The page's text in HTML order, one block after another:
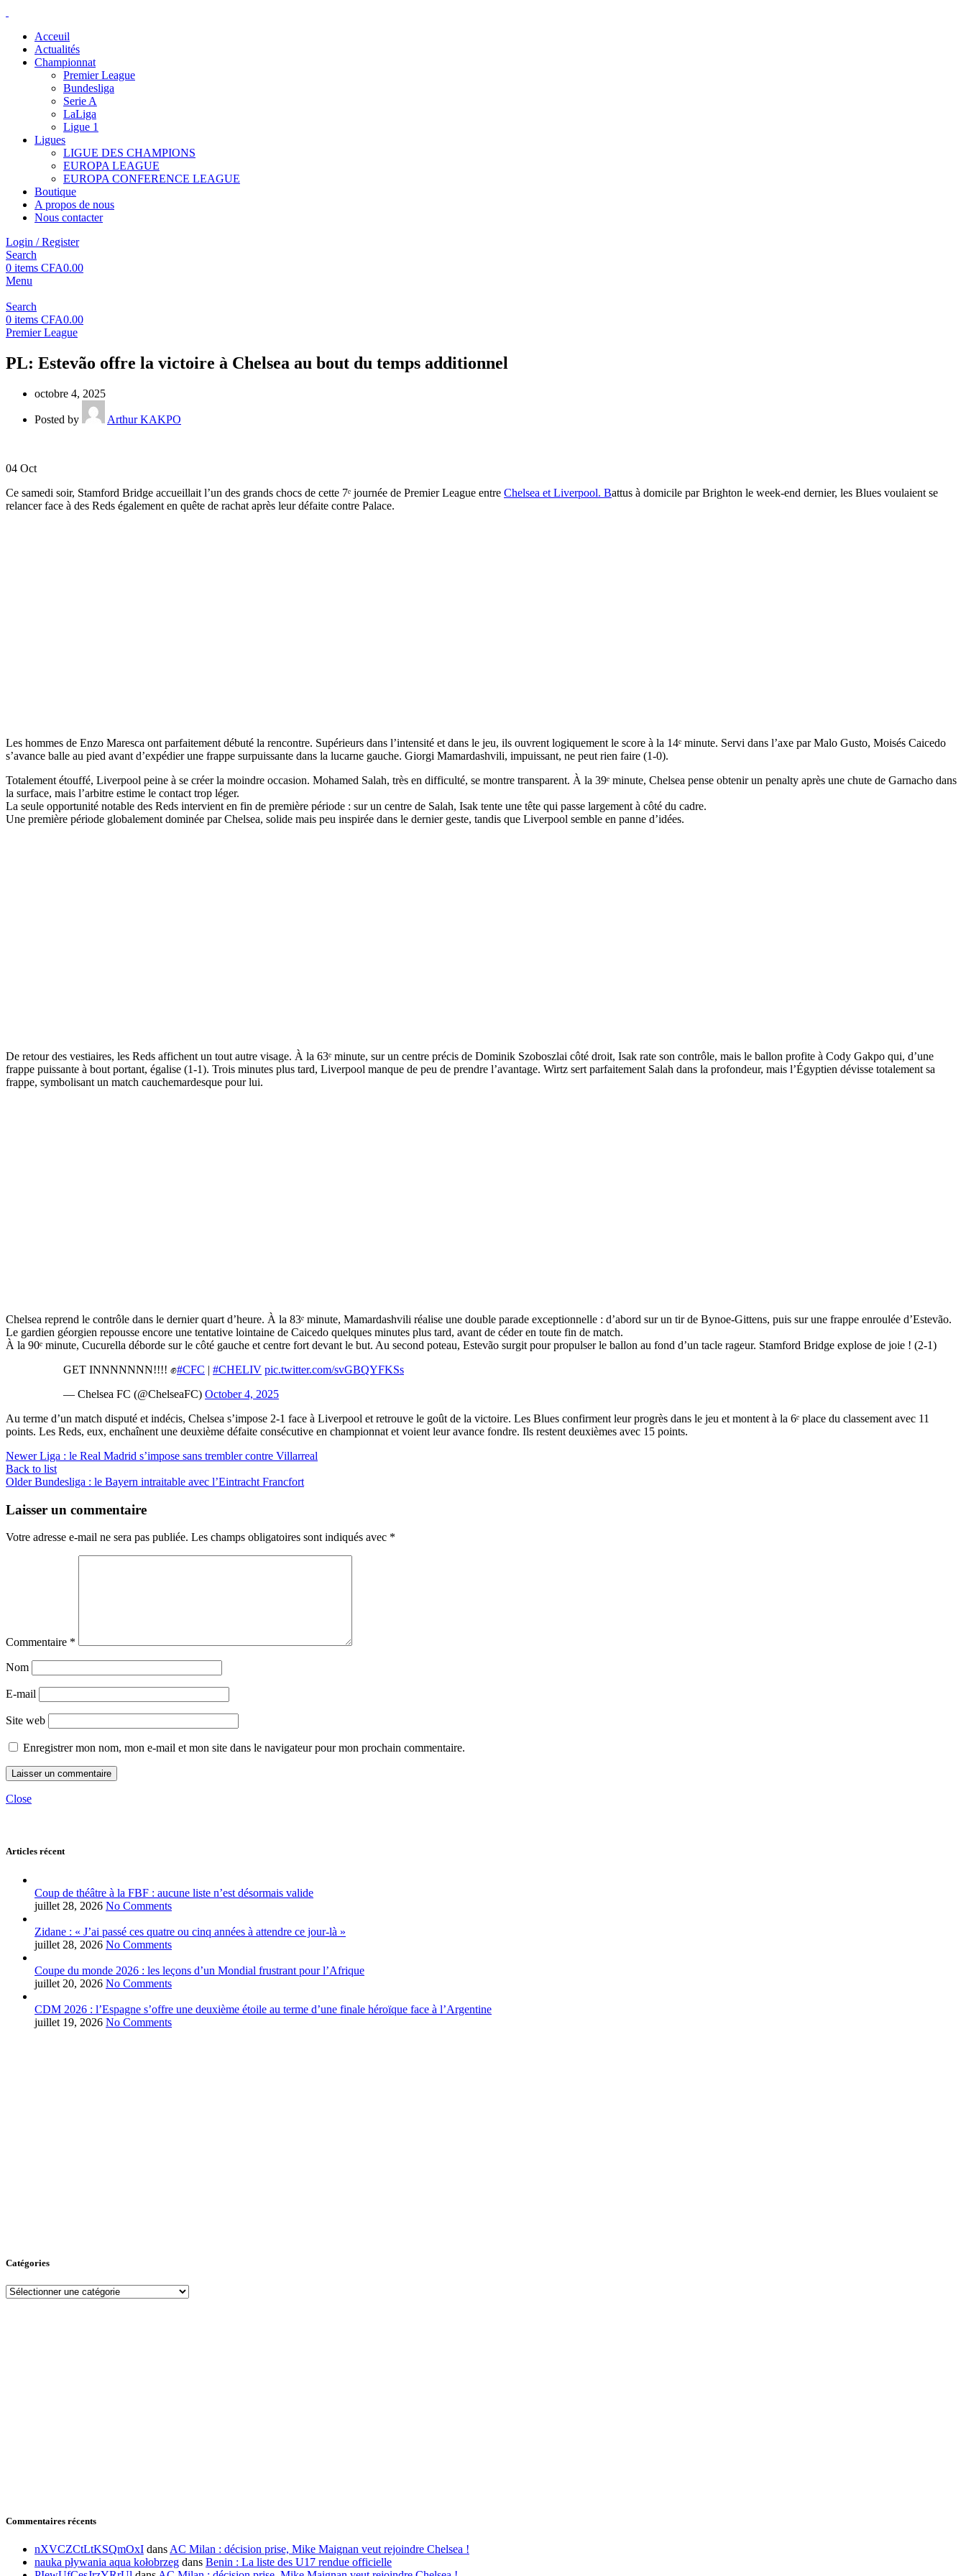
Acceuil
Actualités
Championnat
Premier League
Bundesliga
Serie A
LaLiga
Ligue 1
Ligues
LIGUE DES CHAMPIONS
EUROPA LEAGUE
EUROPA CONFERENCE LEAGUE
Boutique
A propos de nous
Nous contacter
Login / Register
Search
0 items CFA0.00
Menu
Search
0 items CFA0.00
Premier League
PL: Estevão offre la victoire à Chelsea au bout du temps additionnel
octobre 4, 2025
Posted by Arthur KAKPO
04 Oct
Ce samedi soir, Stamford Bridge accueillait l’un des grands chocs de cette 7ᵉ journée de Premier League entre Chelsea et Liverpool. Battus à domicile par Brighton le week-end dernier, les Blues voulaient se
relancer face à des Reds également en quête de rachat après leur défaite contre Palace.
Les hommes de Enzo Maresca ont parfaitement débuté la rencontre. Supérieurs dans l’intensité et dans le jeu, ils ouvrent logiquement le score à la 14ᵉ minute. Servi dans l’axe par Malo Gusto, Moisés Caicedo
s’avance balle au pied avant d’expédier une frappe surpuissante dans la lucarne gauche. Giorgi Mamardashvili, impuissant, ne peut rien faire (1-0).
Totalement étouffé, Liverpool peine à se créer la moindre occasion. Mohamed Salah, très en difficulté, se montre transparent. À la 39ᵉ minute, Chelsea pense obtenir un penalty après une chute de Garnacho dans
la surface, mais l’arbitre estime le contact trop léger.
La seule opportunité notable des Reds intervient en fin de première période : sur un centre de Salah, Isak tente une tête qui passe largement à côté du cadre.
Une première période globalement dominée par Chelsea, solide mais peu inspirée dans le dernier geste, tandis que Liverpool semble en panne d’idées.
De retour des vestiaires, les Reds affichent un tout autre visage. À la 63ᵉ minute, sur un centre précis de Dominik Szoboszlai côté droit, Isak rate son contrôle, mais le ballon profite à Cody Gakpo qui, d’une
frappe puissante à bout portant, égalise (1-1). Trois minutes plus tard, Liverpool manque de peu de prendre l’avantage. Wirtz sert parfaitement Salah dans la profondeur, mais l’Égyptien dévisse totalement sa
frappe, symbolisant un match cauchemardesque pour lui.
Chelsea reprend le contrôle dans le dernier quart d’heure. À la 83ᵉ minute, Mamardashvili réalise une double parade exceptionnelle : d’abord sur un tir de Bynoe-Gittens, puis sur une frappe enroulée d’Estevão.
Le gardien géorgien repousse encore une tentative lointaine de Caicedo quelques minutes plus tard, avant de céder en toute fin de match.
À la 90ᵉ minute, Cucurella déborde sur le côté gauche et centre fort devant le but. Au second poteau, Estevão surgit pour propulser le ballon au fond d’un tacle rageur. Stamford Bridge explose de joie ! (2-1)
GET INNNNNNN!!!! ✊#CFC | #CHELIV pic.twitter.com/svGBQYFKSs
— Chelsea FC (@ChelseaFC) October 4, 2025
Au terme d’un match disputé et indécis, Chelsea s’impose 2-1 face à Liverpool et retrouve le goût de la victoire. Les Blues confirment leur progrès dans le jeu et montent à la 6ᵉ place du classement avec 11
points. Les Reds, eux, enchaînent une deuxième défaite consécutive en championnat et voient leur avance fondre. Ils restent deuxièmes avec 15 points.
Newer Liga : le Real Madrid s’impose sans trembler contre Villarreal
Back to list
Older Bundesliga : le Bayern intraitable avec l’Eintracht Francfort
Laisser un commentaire
Votre adresse e-mail ne sera pas publiée. Les champs obligatoires sont indiqués avec *
Commentaire *
Nom
E-mail
Site web
Enregistrer mon nom, mon e-mail et mon site dans le navigateur pour mon prochain commentaire.
Close
Articles récent
Coup de théâtre à la FBF : aucune liste n’est désormais valide
juillet 28, 2026 No Comments
Zidane : « J’ai passé ces quatre ou cinq années à attendre ce jour-là »
juillet 28, 2026 No Comments
Coupe du monde 2026 : les leçons d’un Mondial frustrant pour l’Afrique
juillet 20, 2026 No Comments
CDM 2026 : l’Espagne s’offre une deuxième étoile au terme d’une finale héroïque face à l’Argentine
juillet 19, 2026 No Comments
Catégories
Commentaires récents
nXVCZCtLtKSQmOxI dans AC Milan : décision prise, Mike Maignan veut rejoindre Chelsea !
nauka pływania aqua kołobrzeg dans Benin : La liste des U17 rendue officielle